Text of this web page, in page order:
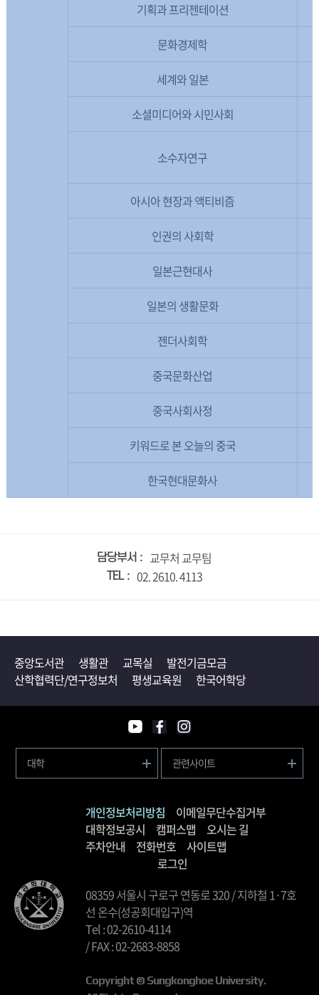
기획과 프리젠테이션
문화경제학
세계와 일본
소셜미디어와 시민사회
소수자연구
아시아 현장과 액티비즘
인권의 사회학
일본근현대사
일본의 생활문화
젠더사회학
중국문화산업
중국사회사정
키워드로 본 오늘의 중국
한국현대문화사
담당부서 교무처 교무팀
TEL 02. 2610. 4113
중앙도서관 생활관 교목실
발전기금모금
산학협력단/연구정보처
평생교육원 한국어학당
대학 관련사이트
개인정보처리방침
이메일무단수집거부
대학정보공시
캠퍼스맵
오시는 길
주차안내
전화번호
사이트맵
로그인
08359 서울시 구로구 연동로 320 / 지하철 1·7호
선 온수(성공회대입구)역
Tel : 02-2610-4114
/ FAX : 02-2683-8858
Copyright © Sungkonghoe University.